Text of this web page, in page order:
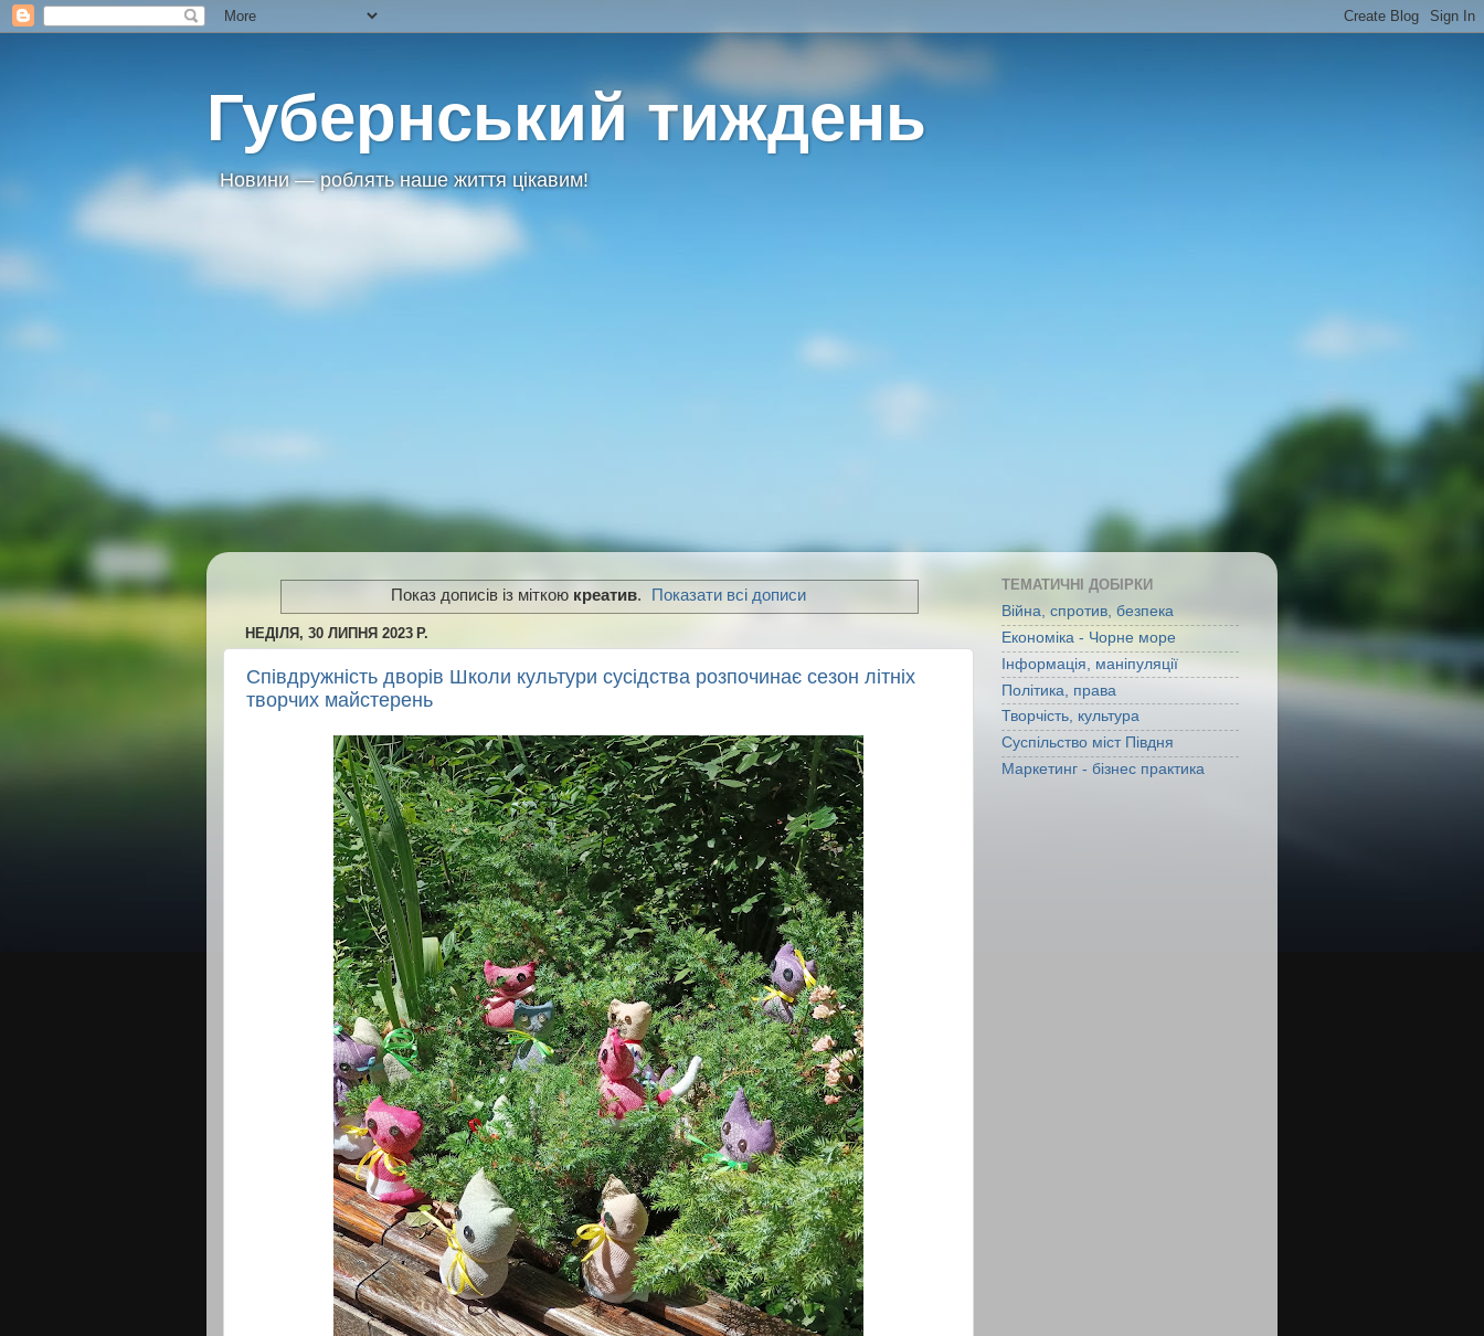
Губернський тиждень
Новини — роблять наше життя цікавим!
Показ дописів із міткою креатив. Показати всі дописи
НЕДІЛЯ, 30 ЛИПНЯ 2023 Р.
Співдружність дворів Школи культури сусідства розпочинає сезон літніх
творчих майстерень
ТЕМАТИЧНІ ДОБІРКИ
Війна, спротив, безпека
Економіка - Чорне море
Інформація, маніпуляції
Політика, права
Творчість, культура
Суспільство міст Півдня
Маркетинг - бізнес практика